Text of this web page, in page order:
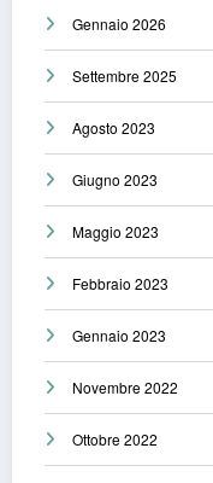
Gennaio 2026
Settembre 2025
Agosto 2023
Giugno 2023
Maggio 2023
Febbraio 2023
Gennaio 2023
Novembre 2022
Ottobre 2022